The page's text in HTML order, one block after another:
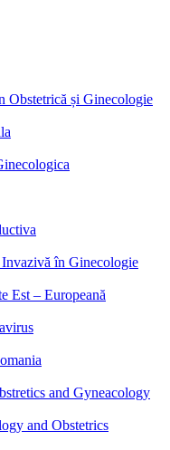
Obstetrică și Ginecologie
în Ginecologie
Est – Europeană
and Gyneacology
and Obstetrics